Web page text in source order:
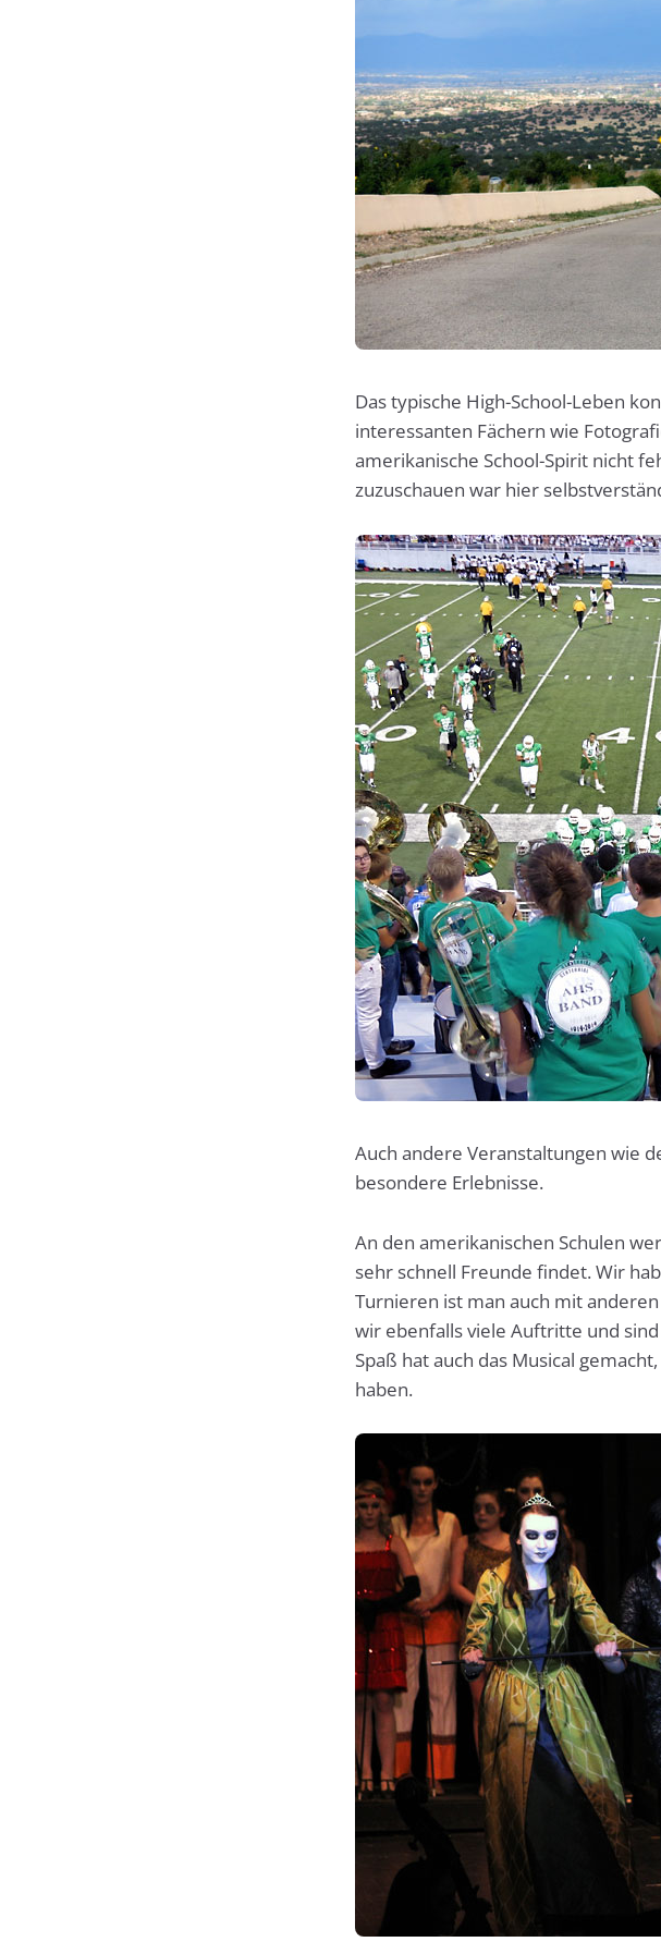
Das typische High-School-Leben
interessanten Fächern wie
amerikanische School-Spirit nicht
zuzuschauen war hier
Auch andere Veranstaltungen wie
besondere Erlebnisse.
An den amerikanischen Schulen
sehr schnell Freunde findet. Wir
Turnieren ist man auch mit
wir ebenfalls viele Auftritte und
Spaß hat auch das Musical
haben.